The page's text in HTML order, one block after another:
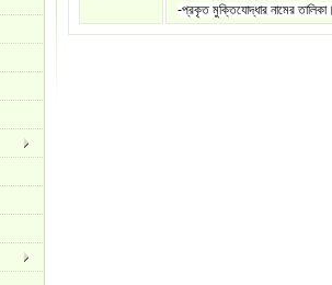
-প্রকৃত মুক্তিযোদ্ধার নামের